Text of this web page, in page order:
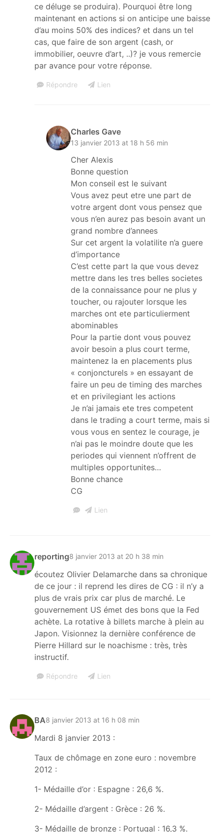
ce déluge se produira). Pourquoi être long
maintenant en actions si on anticipe une baisse
d’au moins 50% des indices? et dans un tel
cas, que faire de son argent (cash, or
immobilier, oeuvre d’art, ..)? je vous remercie
par avance pour votre réponse.
Répondre Lien
Charles Gave
13 janvier 2013 at 18 h 56 min
Cher Alexis
Bonne question
Mon conseil est le suivant
Vous avez peut etre une part de
votre argent dont vous pensez que
vous n’en aurez pas besoin avant un
grand nombre d’annees
Sur cet argent la volatilite n’a guere
d’importance
C’est cette part la que vous devez
mettre dans les tres belles societes
de la connaissance pour ne plus y
toucher, ou rajouter lorsque les
marches ont ete particulierment
abominables
Pour la partie dont vous pouvez
avoir besoin a plus court terme,
maintenez la en placements plus
« conjoncturels » en essayant de
faire un peu de timing des marches
et en privilegiant les actions
Je n’ai jamais ete tres competent
dans le trading a court terme, mais si
vous vous en sentez le courage, je
n’ai pas le moindre doute que les
periodes qui viennent n’offrent de
multiples opportunites…
Bonne chance
CG
Lien
reporting8 janvier 2013 at 20 h 38 min
écoutez Olivier Delamarche dans sa chronique
de ce jour : il reprend les dires de CG : il n’y a
plus de vrais prix car plus de marché. Le
gouvernement US émet des bons que la Fed
achète. La rotative à billets marche à plein au
Japon. Visionnez la dernière conférence de
Pierre Hillard sur le noachisme : très, très
instructif.
Répondre Lien
BA8 janvier 2013 at 16 h 08 min
Mardi 8 janvier 2013 :
Taux de chômage en zone euro : novembre
2012 :
1- Médaille d’or : Espagne : 26,6 %.
2- Médaille d’argent : Grèce : 26 %.
3- Médaille de bronze : Portugal : 16,3 %.